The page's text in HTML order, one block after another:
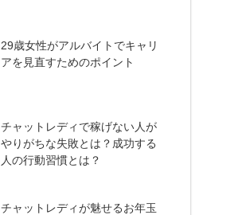
29歳女性がアルバイトでキャリ
アを見直すためのポイント
チャットレディで稼げない人が
やりがちな失敗とは？成功する
人の行動習慣とは？
チャットレディが魅せるお年玉